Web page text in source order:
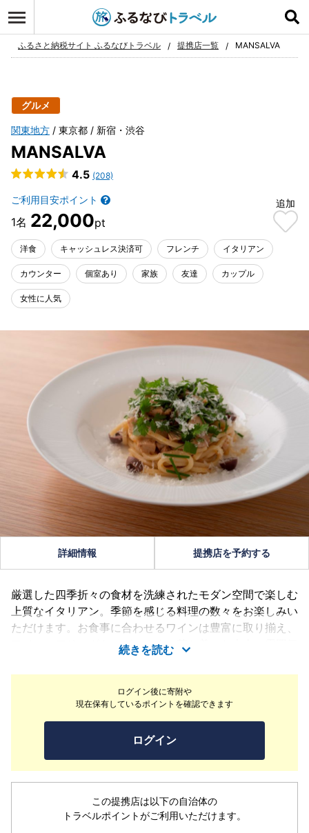
お気に入り
ふるさと納税サイト ふるなびトラベル 提携店一覧 MANSALVA
グルメ
関東地方 東京都 新宿・渋谷
MANSALVA
4.5 (208)
ご利用目安ポイント
22,000
追加
洋食 キャッシュレス決済可 フレンチ イタリアン
カウンター 個室あり 家族 友達 カップル
女性に人気
ログイン後に寄附や
現在保有しているポイントを確認できます
ログイン
この提携店は以下の自治体の
トラベルポイントがご利用いただけます。
詳細情報 提携店を予約する
厳選した四季折々の食材を洗練されたモダン空間で楽しむ
上質なイタリアン。季節を感じる料理の数々をお楽しみい
ただけます。お食事に合わせるワインは豊富に取り揃え、
ワインペアリングもございます。落ち着いた大人の雰囲気
の店内には、ゆったり寛ぎながらお食事が愉しめるカウン
ターとテーブル、個室もご用意しておりますので、普段使
いから特別な日までニーズに合わせてご利用いただけま
続きを読む